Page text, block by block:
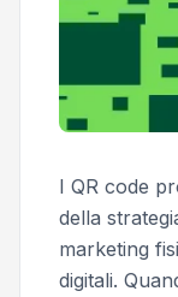
I QR code
della
marketing
digitali.